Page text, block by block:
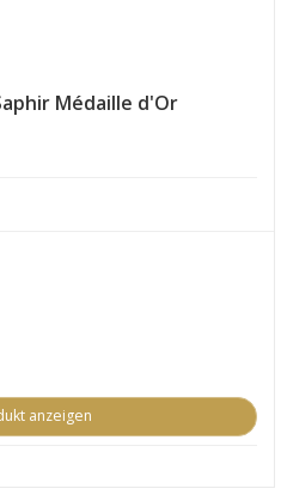
Médaille d'Or
anzeigen